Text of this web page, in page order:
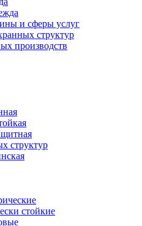
и сферы услуг
структур
производств
структур
стойкие